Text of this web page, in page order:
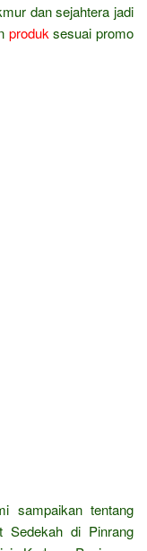
dan sejahtera jadi
produk sesuai promo
sampaikan tentang
Sedekah di Pinrang